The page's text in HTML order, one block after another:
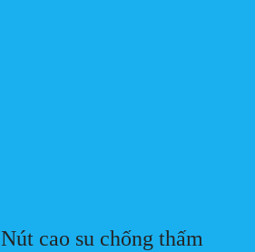
Nút cao su chống thấm